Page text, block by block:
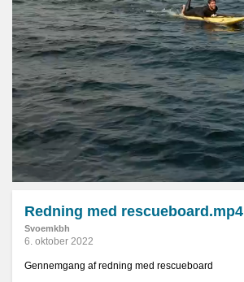
Redning med rescueboard.mp4
Svoemkbh
6. oktober 2022
Gennemgang af redning med rescueboard